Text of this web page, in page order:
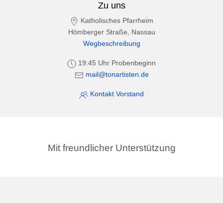
Zu uns
Katholisches Pfarrheim
Hömberger Straße, Nassau
Wegbeschreibung
19:45 Uhr Probenbeginn
mail@tonartisten.de
Kontakt Vorstand
Mit freundlicher Unterstützung